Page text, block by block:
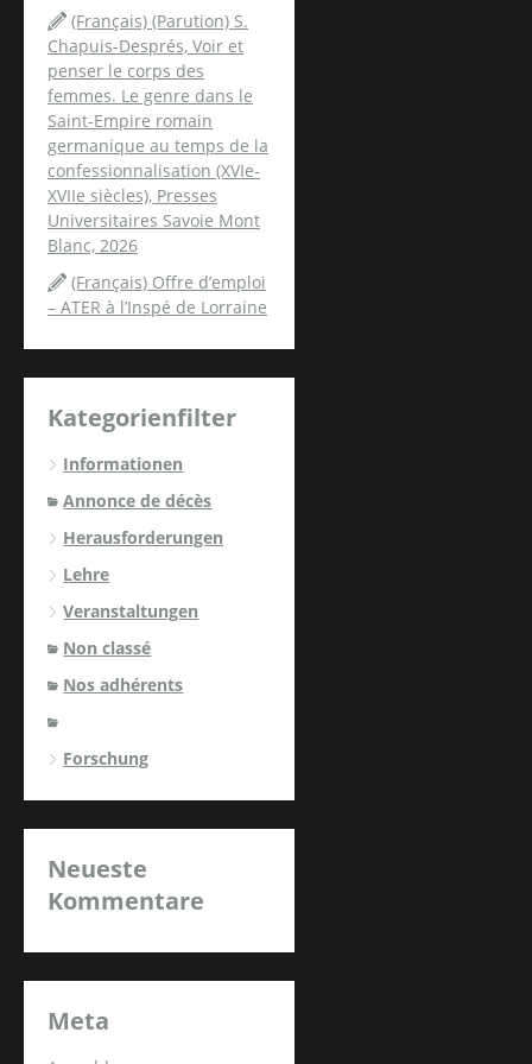
(Français) (Parution) S.
Chapuis-Després, Voir et
penser le corps des
femmes. Le genre dans le
Saint-Empire romain
germanique au temps de la
confessionnalisation (XVIe-
XVIIe siècles), Presses
Universitaires Savoie Mont
Blanc, 2026
(Français) Offre d’emploi
– ATER à l’Inspé de Lorraine
Kategorienfilter
Informationen
Annonce de décès
Herausforderungen
Lehre
Veranstaltungen
Non classé
Nos adhérents
Forschung
Neueste
Kommentare
Meta